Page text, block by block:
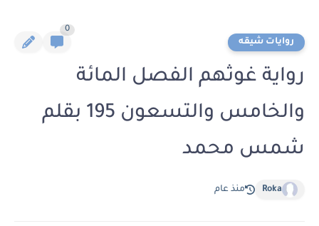
روايات شيقه
0
رواية غوثهم الفصل المائة
والخامس والتسعون 195 بقلم
شمس محمد
Roka منذ عام